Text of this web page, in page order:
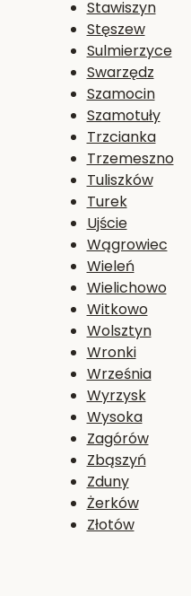
Stawiszyn
Stęszew
Sulmierzyce
Swarzędz
Szamocin
Szamotuły
Trzcianka
Trzemeszno
Tuliszków
Turek
Ujście
Wągrowiec
Wieleń
Wielichowo
Witkowo
Wolsztyn
Wronki
Września
Wyrzysk
Wysoka
Zagórów
Zbąszyń
Zduny
Żerków
Złotów